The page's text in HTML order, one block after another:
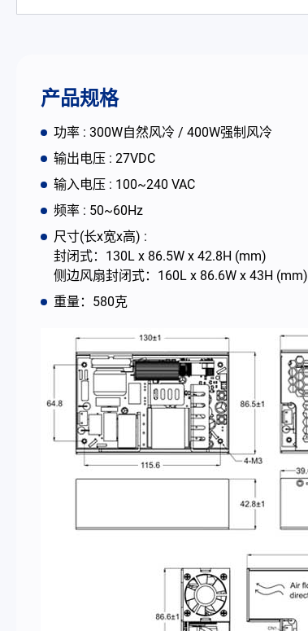
产品规格
功率 : 300W自然风冷 / 400W强制风冷
输出电压 : 27VDC
输入电压 : 100~240 VAC
频率 : 50~60Hz
尺寸(长x宽x高) :
封闭式：130L x 86.5W x 42.8H (mm)
侧边风扇封闭式：160L x 86.6W x 43H (mm)
重量：580克
内置机壳型电源适配器
CRPS 电源
解决方案
最新消息
公司简介
联络我们
简体中文